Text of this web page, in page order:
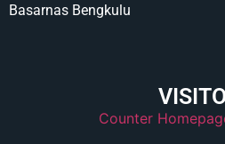
Basarnas Bengkulu
Counter